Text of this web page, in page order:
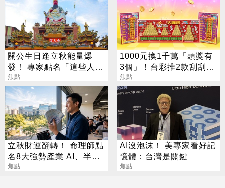
關公生日逢立秋能量爆
發！ 專家點名「這些人」
別亂拜
焦點
1000元換1千萬「頭獎有
3個」！台彩推2款刮刮樂
總獎金逾33億
焦點
立秋財運翻轉！ 命理師點
名8大強勢產業 AI、半導
體成最強黑馬
焦點
AI沒泡沫！ 美專家看好記
憶體：台灣是關鍵
焦點